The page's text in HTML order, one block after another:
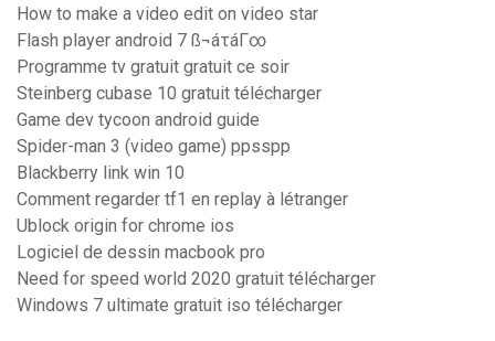
How to make a video edit on video star
Flash player android 7 ß¬áτáΓ∞
Programme tv gratuit gratuit ce soir
Steinberg cubase 10 gratuit télécharger
Game dev tycoon android guide
Spider-man 3 (video game) ppsspp
Blackberry link win 10
Comment regarder tf1 en replay à létranger
Ublock origin for chrome ios
Logiciel de dessin macbook pro
Need for speed world 2020 gratuit télécharger
Windows 7 ultimate gratuit iso télécharger